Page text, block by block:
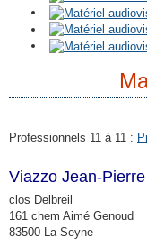
Professionnels 11 à 11 :
Viazzo Jean-Pierre
clos Delbreil
161 chem Aimé Genoud
83500 La Seyne